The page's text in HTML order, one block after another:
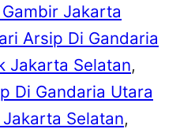
Jakarta
Arsip Di Gandaria
Jakarta Selatan
Di Gandaria Utara
Selatan